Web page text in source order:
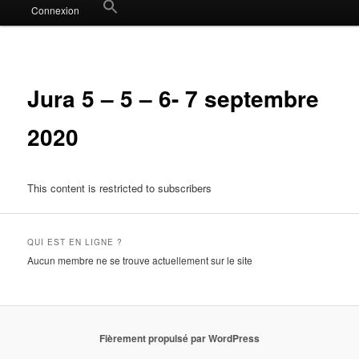
Connexion Search
Search Button
Jura 5 – 5 – 6- 7 septembre
2020
This content is restricted to subscribers
QUI EST EN LIGNE ?
Aucun membre ne se trouve actuellement sur le site
Fièrement propulsé par WordPress